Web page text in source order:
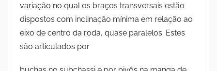
variação no qual os braços transversais estão
dispostos com inclinação mínima em relação ao
eixo de centro da roda, quase paralelos. Estes
são articulados por